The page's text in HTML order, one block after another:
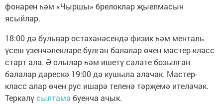
фонарен һәм «Чыршы» брелоклар җыелмасын
ясыйлар.
18:00 дә бульвар остаханәсендә физик һәм менталь
үсеш үзенчәлекләре булган балалар өчен мастер-класс
старт ала. Ә олылар һәм ишетү сәләте бозылган
балалар дәрескә 19:00 да кушыла алачак. Мастер-
класс алар өчен рус ишарә теленә тәрҗемә ителәчәк.
Теркәлүсылтама буенча ачык.